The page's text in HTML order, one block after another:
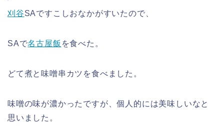
刈谷SAですこしおなかがすいたので、
SAで名古屋飯 を食べた。
どて煮と味噌串カツを食べました。
味噌の味が濃かったですが、個人的には美味しいなと
思いました。